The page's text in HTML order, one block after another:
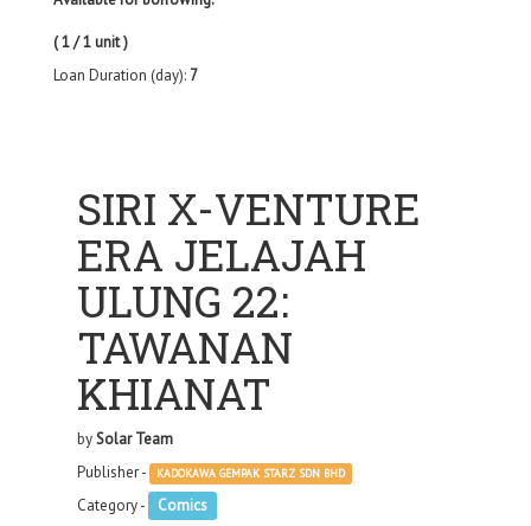
( 1 / 1 unit )
Loan Duration (day): 7
SIRI X-VENTURE
ERA JELAJAH
ULUNG 22:
TAWANAN
KHIANAT
bySolar Team
Publisher -
KADOKAWA GEMPAK STARZ SDN BHD
Category -
Comics